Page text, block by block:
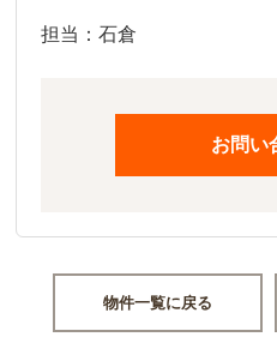
担当：石倉
お問い
物件一覧に戻る